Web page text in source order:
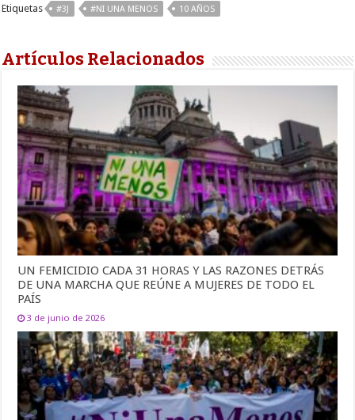
Etiquetas #3J #NI UNA MENOS 10 AÑOS
Artículos Relacionados
UN FEMICIDIO CADA 31 HORAS Y LAS RAZONES DETRÁS
DE UNA MARCHA QUE REÚNE A MUJERES DE TODO EL
PAÍS
3 de junio de 2026